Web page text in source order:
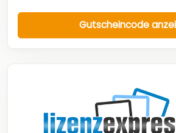
Gutscheincode